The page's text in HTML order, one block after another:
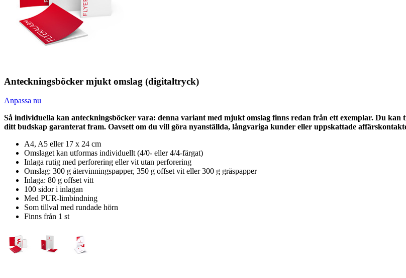
Anteckningsböcker mjukt omslag (digitaltryck)
Anpassa nu
Så individuella kan anteckningsböcker vara: denna variant med mjukt omslag finns redan från ett exemplar. Du kan
ditt budskap garanterat fram. Oavsett om du vill göra nyanställda, långvariga kunder eller uppskattade
A4, A5 eller 17 x 24 cm
Omslaget kan utformas individuellt (4/0- eller 4/4-färgat)
Inlaga rutig med perforering eller vit utan perforering
Omslag: 300 g återvinningspapper, 350 g offset vit eller 300 g gräspapper
Inlaga: 80 g offset vitt
100 sidor i inlagan
Med PUR-limbindning
Som tillval med rundade hörn
Finns från 1 st